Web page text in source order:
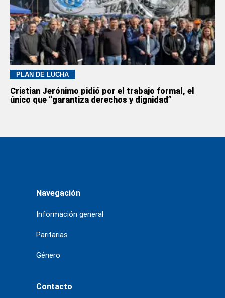
PLAN DE LUCHA
Cristian Jerónimo pidió por el trabajo formal, el
único que “garantiza derechos y dignidad”
Navegación
Información general
Paritarias
Género
Contacto